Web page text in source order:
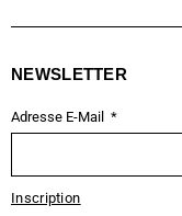
NEWSLETTER
Adresse E-Mail
Inscription